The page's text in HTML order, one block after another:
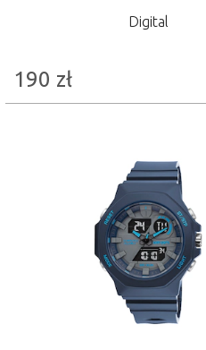
Digital
190 zł